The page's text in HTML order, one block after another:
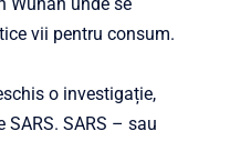
vii pentru consum.
o investigație,
SARS – sau